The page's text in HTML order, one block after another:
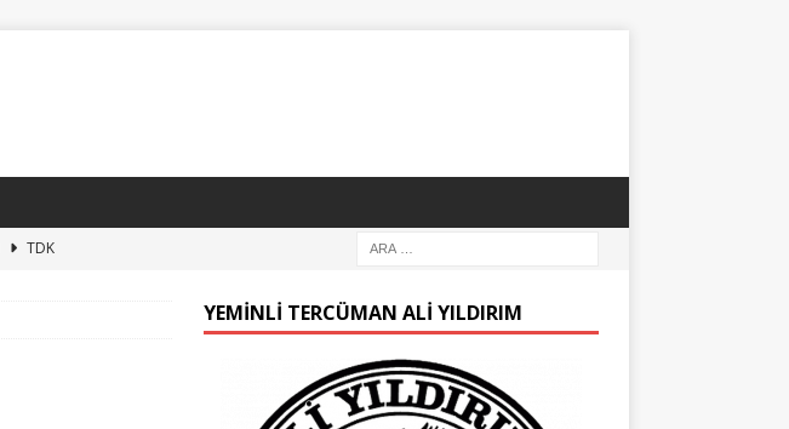
TDK
YEMINLI TERCÜMAN ALI YILDIRIM